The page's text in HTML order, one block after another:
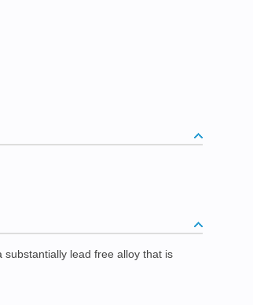
substantially lead free alloy that is